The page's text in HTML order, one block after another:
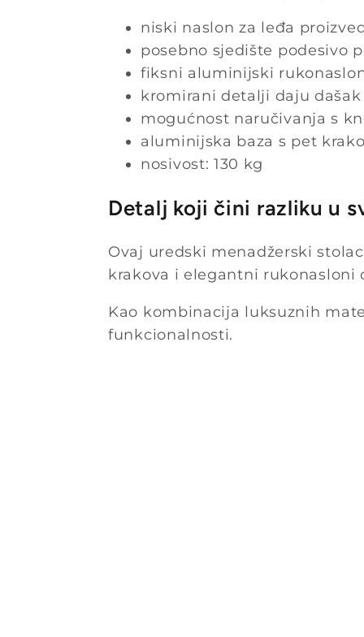
niski naslon za leđa
posebno sjedište podesivo
fiksni aluminijski
kromirani detalji daju
mogućnost naručivanja s
aluminijska baza s pet
nosivost: 130 kg
Detalj koji čini razliku u
Ovaj uredski menadžerski
krakova i elegantni rukonasloni
Kao kombinacija luksuznih
funkcionalnosti.